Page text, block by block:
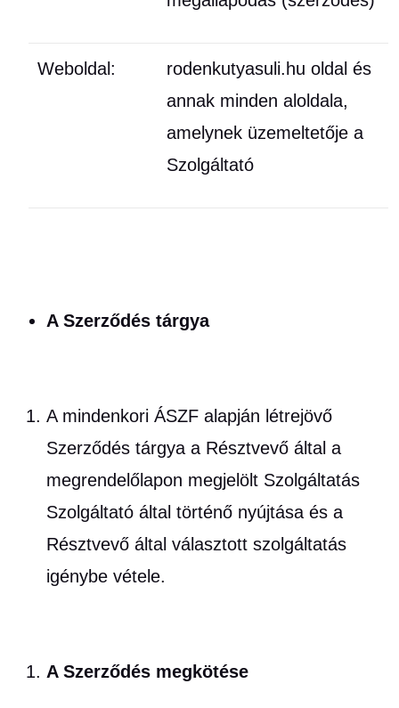
Weboldal:
rodenkutyasuli.hu oldal és
annak minden aloldala,
amelynek üzemeltetője a
Szolgáltató
A Szerződés tárgya
A mindenkori ÁSZF alapján létrejövő
Szerződés tárgya a Résztvevő által a
megrendelőlapon megjelölt Szolgáltatás
Szolgáltató által történő nyújtása és a
Résztvevő által választott szolgáltatás
igénybe vétele.
A Szerződés megkötése